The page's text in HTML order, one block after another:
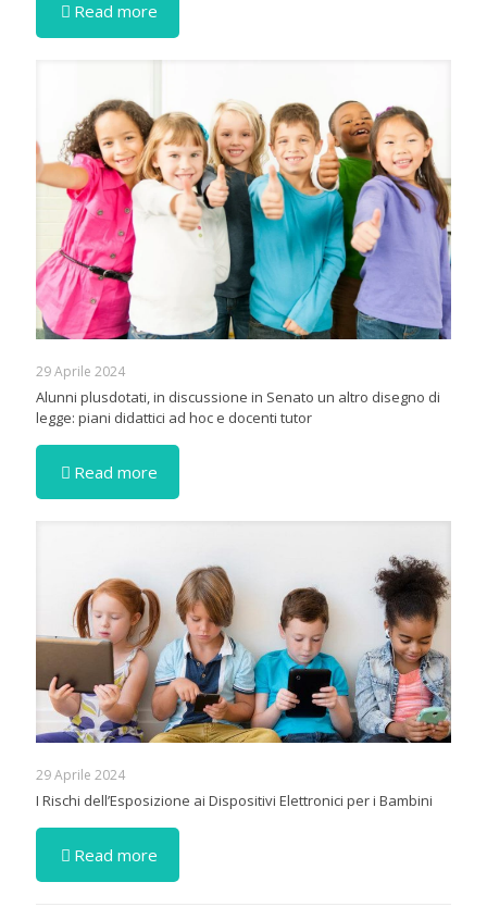
Read more
29 Aprile 2024
Alunni plusdotati, in discussione in Senato un altro disegno di
legge: piani didattici ad hoc e docenti tutor
Read more
29 Aprile 2024
I Rischi dell’Esposizione ai Dispositivi Elettronici per i Bambini
Read more